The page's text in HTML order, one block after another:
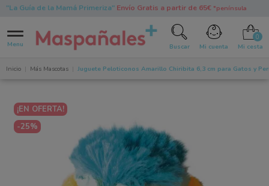
"La Guía de la Mamá Primeriza"Envío Gratis a partir de 65€ *península
Menu Buscar Mi cuenta Mi cesta
Inicio Más Mascotas Juguete Peloticonos Amarillo Chiribita 6,3 cm para Gatos y
¡EN OFERTA!
-25%